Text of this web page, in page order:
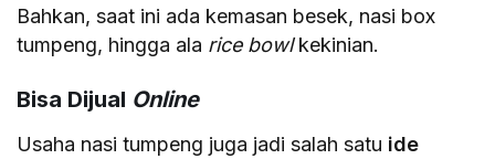
Bahkan, saat ini ada kemasan besek, nasi box
tumpeng, hingga ala rice bowlkekinian.
Bisa Dijual Online
Usaha nasi tumpeng juga jadi salah satu ide